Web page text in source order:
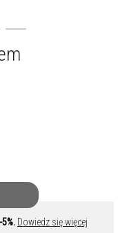
Dowiedz się więcej